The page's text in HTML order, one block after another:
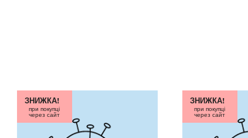
ЗНИЖКА!
при покупці
через сайт
ЗНИЖКА!
при покупці
через сайт